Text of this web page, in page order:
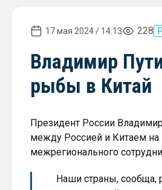
17 мая 2024 / 14:13 228
Владимир
рыбы в Китай
Президент России
между Россией и Китаем на
межрегионального
Наши страны, сообща,